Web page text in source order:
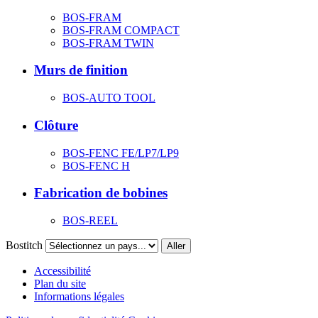
BOS-FRAM
BOS-FRAM COMPACT
BOS-FRAM TWIN
Murs de finition
BOS-AUTO TOOL
Clôture
BOS-FENC FE/LP7/LP9
BOS-FENC H
Fabrication de bobines
BOS-REEL
Bostitch Aller
Accessibilité
Plan du site
Informations légales